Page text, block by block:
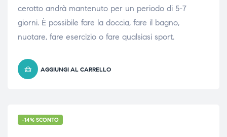
cerotto andrà mantenuto per un periodo di 5-7
giorni. È possibile fare la doccia, fare il bagno,
nuotare, fare esercizio o fare qualsiasi sport.
AGGIUNGI AL CARRELLO
-14% SCONTO